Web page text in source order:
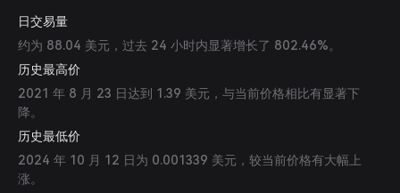
日交易量
约为 88.04 美元，过去 24 小时内显著增长了 802.46%。
历史最高价
2021 年 8 月 23 日达到 1.39 美元，与当前价格相比有显著下
降。
历史最低价
2024 年 10 月 12 日为 0.001339 美元，较当前价格有大幅上
涨。